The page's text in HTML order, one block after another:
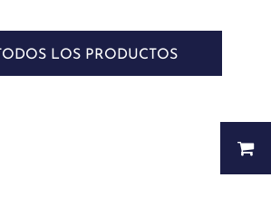
TODOS LOS PRODUCTOS